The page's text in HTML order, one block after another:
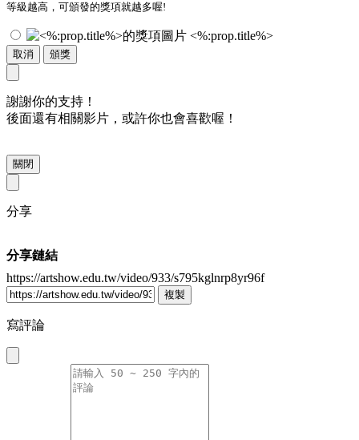
等級越高，可頒發的獎項就越多喔!
<%:prop.title%>
取消 頒獎
謝謝你的支持！
後面還有相關影片，或許你也會喜歡喔！
關閉
分享
分享鏈結
https://artshow.edu.tw/video/933/s795kglnrp8yr96f
複製
寫評論